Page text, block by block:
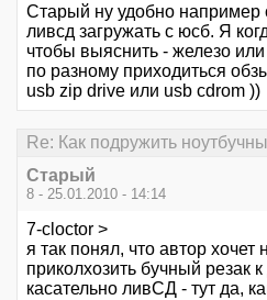
Старый ну удобно
ливсд загружать с юсб. Я
чтобы выяснить - железо
по разному приходиться
usb zip drive или usb cdrom ))
Re: Как подружить
Старый
8 - 25.01.2010 - 14:14
7-cloctor >
я так понял, что автор хочет
приколхозить бучный резак к
касательно ливСД - тут да,